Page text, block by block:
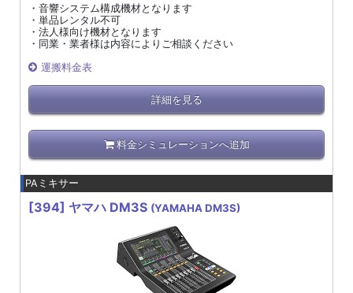
・音響システム構成機材となります
・単品レンタル不可
・法人様向け機材となります
・同業・業者様は内容によりご相談ください
運搬料金表
詳細を見る
料金シミュレーションへ追加
PAミキサー
[394] ヤマハ DM3S (YAMAHA DM3S)